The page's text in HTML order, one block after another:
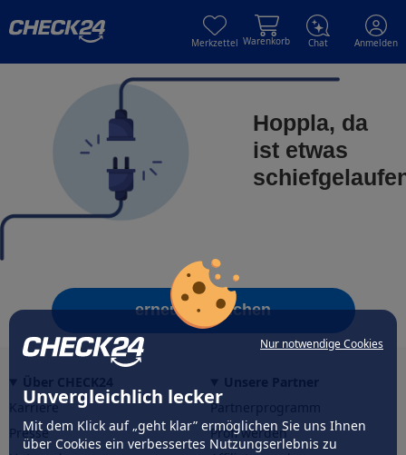
Nur notwendige Cookies
Unvergleichlich lecker
Mit dem Klick auf „geht klar” ermöglichen Sie uns Ihnen
über Cookies ein verbessertes Nutzungserlebnis zu
Merkzettel Warenkorb Chat Anmelden
Hoppla, da
ist etwas
erneut versuchen
Karriere
Presse
Partnerprogramm
Profi werden